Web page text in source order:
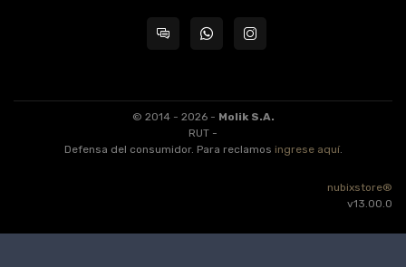
© 2014 - 2026 - Molik S.A.
RUT -
Defensa del consumidor. Para reclamos ingrese aquí.
nubixstore®
v13.00.0